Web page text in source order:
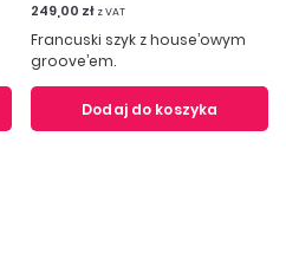
249,00 zł z VAT
Francuski szyk z house’owym
groove’em.
Dodaj do koszyka